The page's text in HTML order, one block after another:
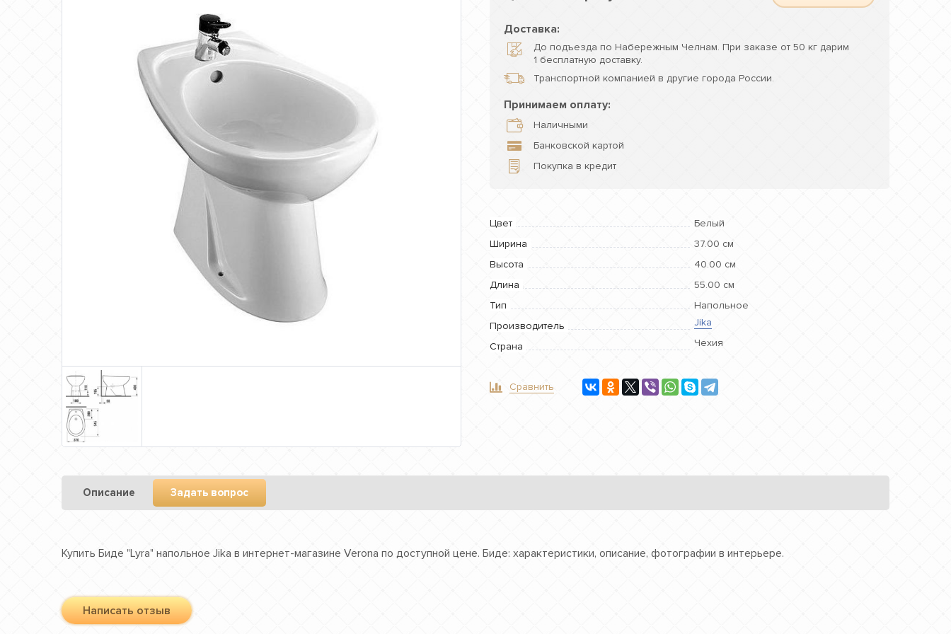
Доставка:
До подъезда по Набережным Челнам. При заказе от 50 кг дарим
1 бесплатную доставку.
Транспортной компанией в другие города России.
Принимаем оплату:
Наличными
Банковской картой
Покупка в кредит
Цвет
Белый
Ширина
37.00 см
Высота
40.00 см
Длина
55.00 см
Тип
Напольное
Производитель
Jika
Страна
Чехия
Сравнить
Описание Задать вопрос
Купить Биде "Lyra" напольное Jika в интернет-магазине Verona по доступной цене. Биде: характеристики, описание, фотографии в интерьере.
Написать отзыв